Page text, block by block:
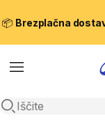
📦 Brezplačna
Meni
Odpri iskanje